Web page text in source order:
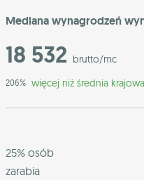
Mediana wynagrodzeń
18 532 brutto/mc
206% więcej niż średnia krajowa
25% osób
zarabia